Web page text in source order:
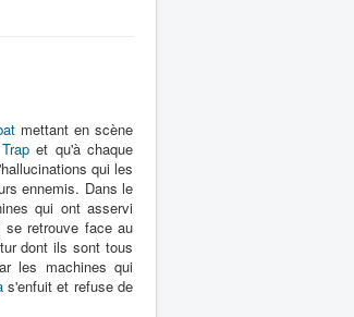
mettant en scène
et qu'à chaque
qui les
ennemis. Dans le
qui ont asservi
retrouve face au
dont ils sont tous
les machines qui
s'enfuit et refuse de